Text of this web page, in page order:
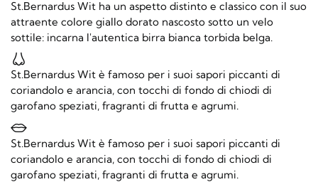
St.Bernardus Wit ha un aspetto distinto e classico con il suo
attraente colore giallo dorato nascosto sotto un velo
sottile: incarna l'autentica birra bianca torbida belga.
St.Bernardus Wit è famoso per i suoi sapori piccanti di
coriandolo e arancia, con tocchi di fondo di chiodi di
garofano speziati, fragranti di frutta e agrumi.
St.Bernardus Wit è famoso per i suoi sapori piccanti di
coriandolo e arancia, con tocchi di fondo di chiodi di
garofano speziati, fragranti di frutta e agrumi.